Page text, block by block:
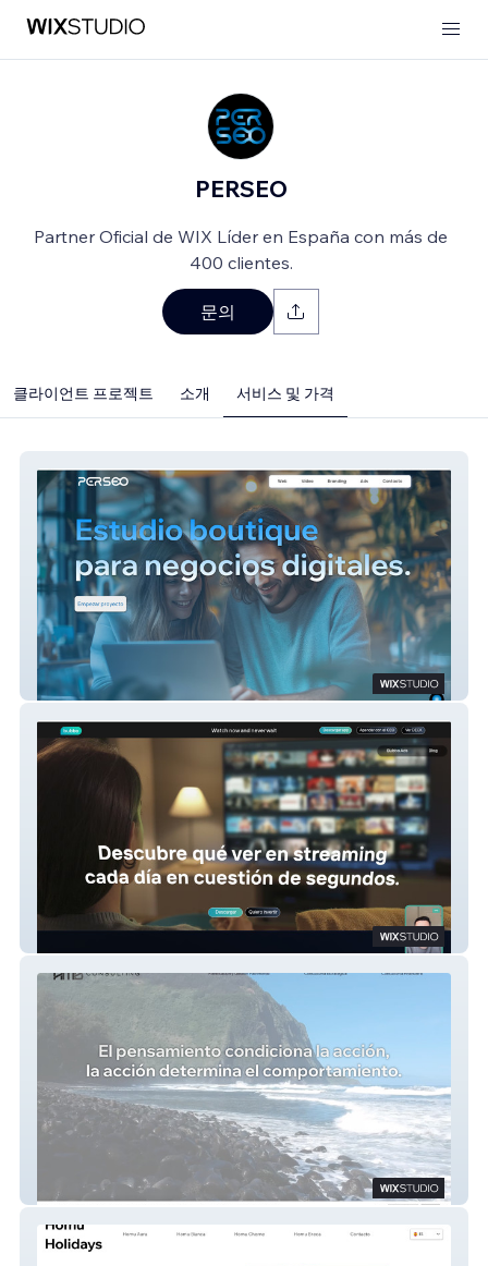
PERSEO
Partner Oficial de WIX Líder en España con más de
400 clientes.
문의
클라이언트 프로젝트 소개 서비스 및 가격
Perseo
Bubbo
AMB Consulting